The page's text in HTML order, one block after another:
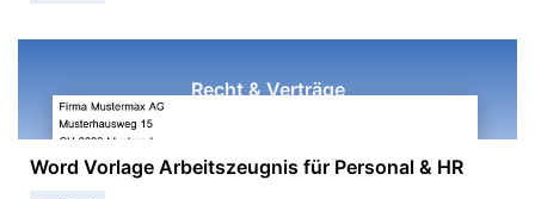
Recht & Verträge
Word Vorlage Arbeitszeugnis für Personal & HR